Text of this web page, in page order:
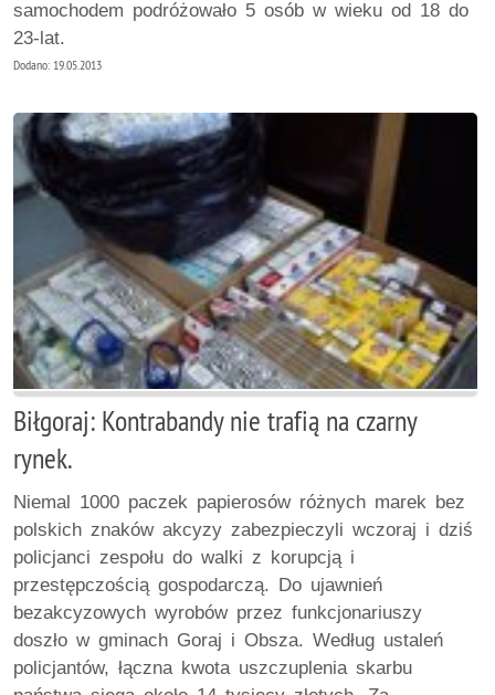
samochodem podróżowało 5 osób w wieku od 18 do
23-lat.
Dodano: 19.05.2013
Biłgoraj: Kontrabandy nie trafią na czarny
rynek.
Niemal 1000 paczek papierosów różnych marek bez
polskich znaków akcyzy zabezpieczyli wczoraj i dziś
policjanci zespołu do walki z korupcją i
przestępczością gospodarczą. Do ujawnień
bezakcyzowych wyrobów przez funkcjonariuszy
doszło w gminach Goraj i Obsza. Według ustaleń
policjantów, łączna kwota uszczuplenia skarbu